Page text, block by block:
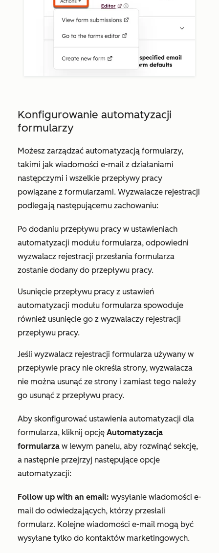
Konfigurowanie automatyzacji
formularzy
Możesz zarządzać automatyzacją formularzy,
takimi jak wiadomości e-mail z działaniami
następczymi i wszelkie przepływy pracy
powiązane z formularzami. Wyzwalacze rejestracji
podlegają następującemu zachowaniu:
Po dodaniu przepływu pracy w ustawieniach
automatyzacji modułu formularza, odpowiedni
wyzwalacz rejestracji przesłania formularza
zostanie dodany do przepływu pracy.
Usunięcie przepływu pracy z ustawień
automatyzacji modułu formularza spowoduje
również usunięcie go z wyzwalaczy rejestracji
przepływu pracy.
Jeśli wyzwalacz rejestracji formularza używany w
przepływie pracy nie określa strony, wyzwalacza
nie można usunąć ze strony i zamiast tego należy
go usunąć z przepływu pracy.
Aby skonfigurować ustawienia automatyzacji dla
formularza, kliknij opcję Automatyzacja
formularza w lewym panelu, aby rozwinąć sekcję,
a następnie przejrzyj następujące opcje
automatyzacji:
Follow up with an email: wysyłanie wiadomości e-
mail do odwiedzających, którzy przesłali
formularz. Kolejne wiadomości e-mail mogą być
wysyłane tylko do kontaktów marketingowych.